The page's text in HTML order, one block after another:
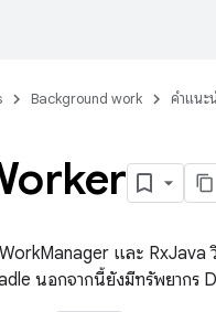
Background work คำแนะ
WorkManager และ RxJava
นอกจากนี้ยังมีทรัพยากร